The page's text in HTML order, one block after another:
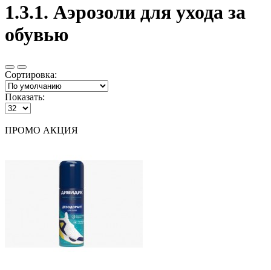
1.3.1. Аэрозоли для ухода за
обувью
Сортировка:
Показать:
ПРОМО АКЦИЯ